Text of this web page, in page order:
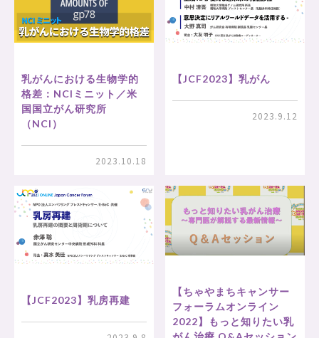
乳がんにおける生物学的
格差：NCIミニット／米
国国立がん研究所
（NCI）
2023.10.18
【JCF2023】乳がん
2023.9.12
【JCF2023】乳房再建
【ちゃやまちキャンサー
フォーラムオンライン
2022】もっと知りたい乳